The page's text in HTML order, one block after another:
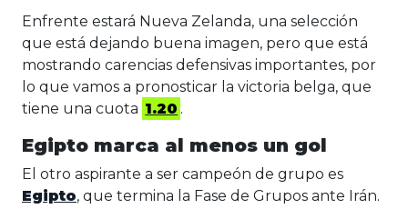
Enfrente estará Nueva Zelanda, una selección
que está dejando buena imagen, pero que está
mostrando carencias defensivas importantes, por
lo que vamos a pronosticar la victoria belga, que
tiene una cuota 1.20 .
Egipto marca al menos un gol
El otro aspirante a ser campeón de grupo es
Egipto, que termina la Fase de Grupos ante Irán.